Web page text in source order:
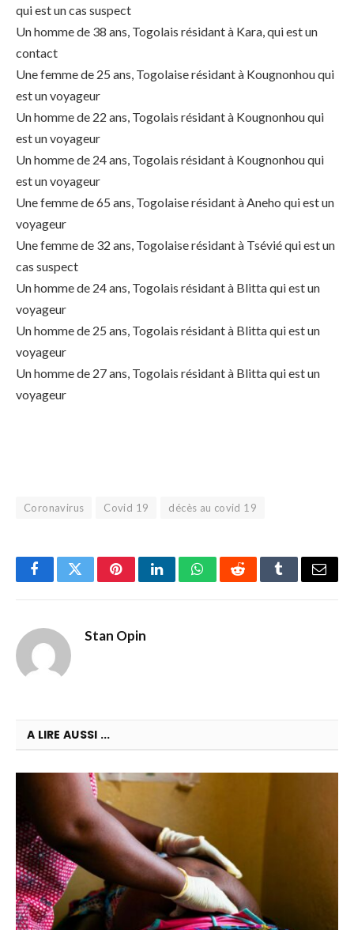
qui est un cas suspect
Un homme de 38 ans, Togolais résidant à Kara, qui est un
contact
Une femme de 25 ans, Togolaise résidant à Kougnonhou qui
est un voyageur
Un homme de 22 ans, Togolais résidant à Kougnonhou qui
est un voyageur
Un homme de 24 ans, Togolais résidant à Kougnonhou qui
est un voyageur
Une femme de 65 ans, Togolaise résidant à Aneho qui est un
voyageur
Une femme de 32 ans, Togolaise résidant à Tsévié qui est un
cas suspect
Un homme de 24 ans, Togolais résidant à Blitta qui est un
voyageur
Un homme de 25 ans, Togolais résidant à Blitta qui est un
voyageur
Un homme de 27 ans, Togolais résidant à Blitta qui est un
voyageur
Coronavirus Covid 19 décès au covid 19
FacebookTwitterPinterestLinkedInWhatsAppRedditTumblrEmail
Stan Opin
A LIRE AUSSI ...